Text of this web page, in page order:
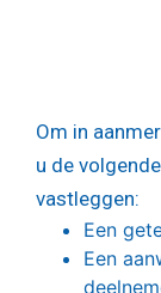
Om in
u de
vastleggen:
Een
Een